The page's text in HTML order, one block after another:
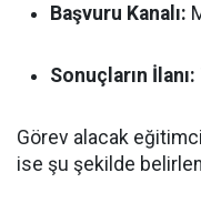
Başvuru Kanalı:
Sonuçların İlanı:
Görev alacak
ise şu şekilde